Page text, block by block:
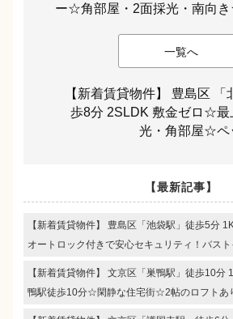
ー☆角部屋・2面採光・南向
一覧へ
【新着賃貸物件】 豊島区 「
歩8分 2SLDK 敷金ゼロ☆最
光・角部屋☆
【最新記事】
【新着賃貸物件】 豊島区「池袋駅」徒歩5分
オートロック付きで安心セキュリティ！バス
【新着賃貸物件】 文京区「巣鴨駅」徒歩10
鴨駅徒歩10分☆閑静な住宅街☆2帖のロフト